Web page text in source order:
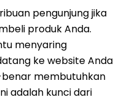
pengunjung jika
produk Anda.
menyaring
ke website Anda
membutuhkan
adalah kunci dari